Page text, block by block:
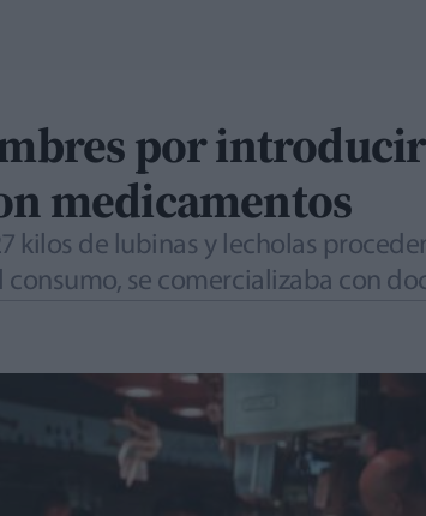
por
medicamentos
kilos de lubinas y lecholas
se comercializaba con